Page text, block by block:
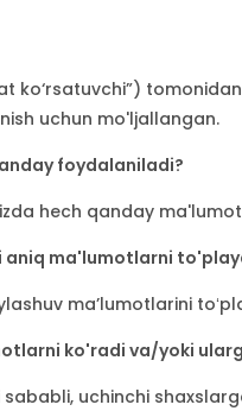
ko‘rsatuvchi”)
uchun mo'ljallangan.
foydalaniladi?
hech qanday
aniq ma'lumotlarni
maʼlumotlarini
ko'radi va/yoki
uchinchi